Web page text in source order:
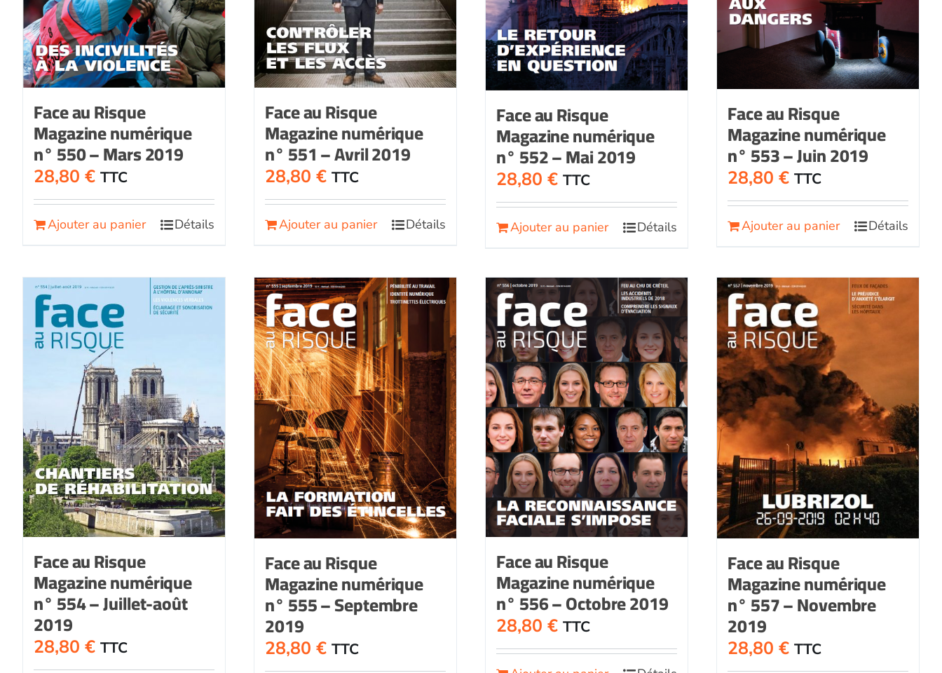
Face au Risque
Magazine numérique
n° 550 – Mars 2019
28,80 € TTC
Ajouter au panier Détails
Face au Risque
Magazine numérique
n° 551 – Avril 2019
28,80 € TTC
Ajouter au panier Détails
Face au Risque
Magazine numérique
n° 552 – Mai 2019
28,80 € TTC
Ajouter au panier Détails
Face au Risque
Magazine numérique
n° 553 – Juin 2019
28,80 € TTC
Ajouter au panier Détails
Face au Risque
Magazine numérique
n° 554 – Juillet-août
2019
28,80 € TTC
Face au Risque
Magazine numérique
n° 555 – Septembre
2019
28,80 € TTC
Face au Risque
Magazine numérique
n° 556 – Octobre 2019
28,80 € TTC
Face au Risque
Magazine numérique
n° 557 – Novembre
2019
28,80 € TTC